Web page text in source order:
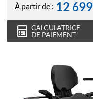
À partir de : 12 699
CALCULATRICE
DE PAIEMENT